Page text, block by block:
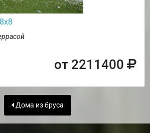
от 2211400
Дома из бруса